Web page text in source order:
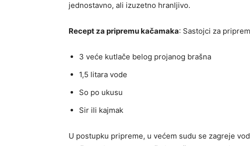
jednostavno, ali izuzetno hranljivo.
Recept za pripremu kačamaka: Sastojci za
3 veće kutlače belog projanog brašna
1,5 litara vode
So po ukusu
Sir ili kajmak
U postupku pripreme, u većem sudu se zagreje